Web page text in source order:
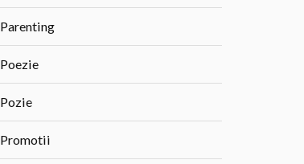
Parenting
Poezie
Pozie
Promotii